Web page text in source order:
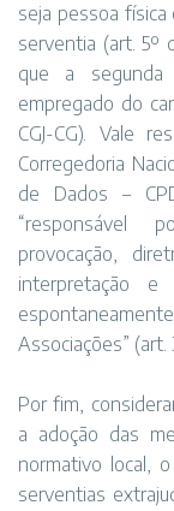
seja pessoa física
serventia (art. 5º
que a
empregado do
CGJ-CG). Vale
Corregedoria
de Dados –
“responsável
provocação,
interpretação e
Associações” (art.
Por fim,
a adoção das
normativo local,
serventias